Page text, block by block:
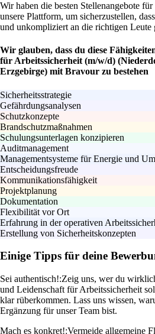
Wir haben die besten Stellenangebote
unsere Plattform, um sicherzustellen,
und unkompliziert an die richtigen Leute
Wir glauben, dass du diese
für Arbeitssicherheit (m/w/d)
Erzgebirge) mit Bravour zu bestehen
Sicherheitsstrategie
Gefährdungsanalysen
Schutzkonzepte
Brandschutzmaßnahmen
Schulungsunterlagen konzipieren
Auditmanagement
Managementsysteme für Energie und
Entscheidungsfreude
Kommunikationsfähigkeit
Projektplanung
Dokumentation
Flexibilität vor Ort
Erfahrung in der operativen
Erstellung von Sicherheitskonzepten
Einige Tipps für deine
Sei authentisch!:Zeig uns, wer du
und Leidenschaft für Arbeitssicherheit
klar rüberkommen. Lass uns wissen,
Ergänzung für unser Team bist.
Mach es konkret!:Vermeide allgemeine